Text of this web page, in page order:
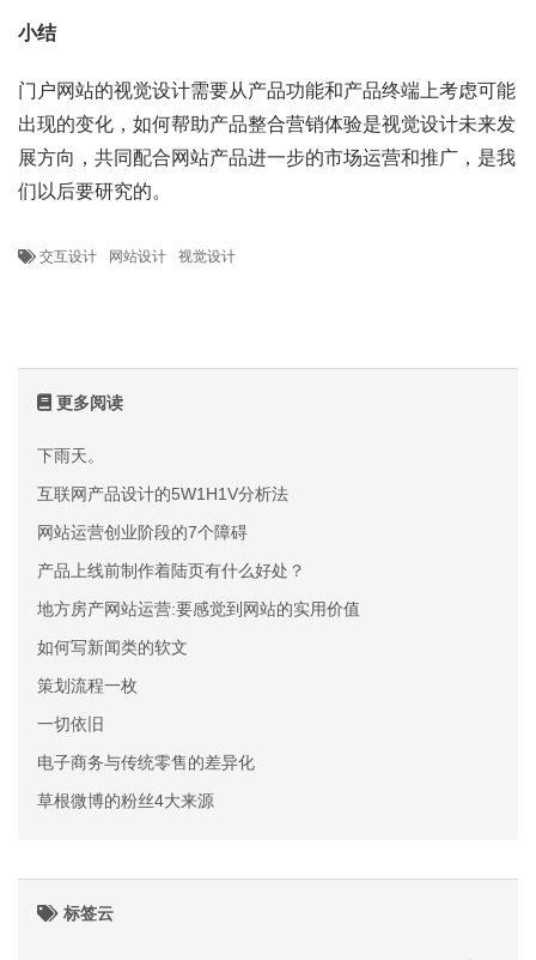
小结
门户网站的视觉设计需要从产品功能和产品终端上考虑可能
出现的变化，如何帮助产品整合营销体验是视觉设计未来发
展方向，共同配合网站产品进一步的市场运营和推广，是我
们以后要研究的。
交互设计 网站设计 视觉设计
更多阅读
下雨天。
互联网产品设计的5W1H1V分析法
网站运营创业阶段的7个障碍
产品上线前制作着陆页有什么好处？
地方房产网站运营:要感觉到网站的实用价值
如何写新闻类的软文
策划流程一枚
一切依旧
电子商务与传统零售的差异化
草根微博的粉丝4大来源
标签云